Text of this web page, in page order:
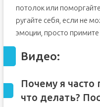
потолок или
ругайте себя, если не
эмоции, просто примите
Видео:
Почему я
что делать?